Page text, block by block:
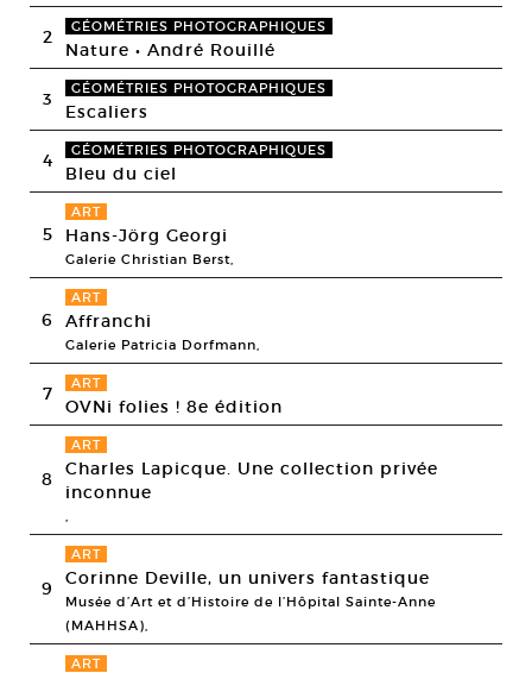
2 GÉOMÉTRIES PHOTOGRAPHIQUES
Nature • André Rouillé
3 GÉOMÉTRIES PHOTOGRAPHIQUES
Escaliers
4 GÉOMÉTRIES PHOTOGRAPHIQUES
Bleu du ciel
5
ART
Hans-Jörg Georgi
Galerie Christian Berst,
6
ART
Affranchi
Galerie Patricia Dorfmann,
7 ART
OVNi folies ! 8e édition
8
ART
Charles Lapicque. Une collection privée
inconnue
9
ART
Corinne Deville, un univers fantastique
Musée d’Art et d’Histoire de l’Hôpital Sainte-Anne
(MAHHSA),
ART